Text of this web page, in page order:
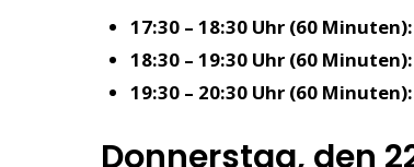
17:30 – 18:30 Uhr (60 Minuten):
18:30 – 19:30 Uhr (60 Minuten):
19:30 – 20:30 Uhr (60 Minuten):
Donnerstag, den